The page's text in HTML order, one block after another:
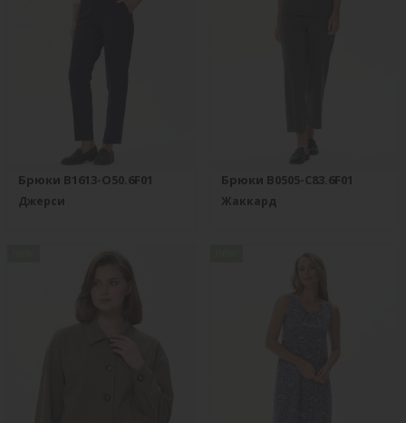
Брюки B1613-O50.6F01
Джерси
Брюки B0505-C83.6F01
Жаккард